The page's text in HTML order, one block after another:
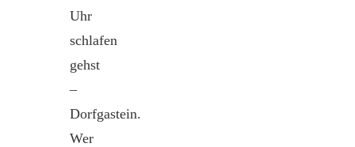
Uhr
schlafen
gehst
–
Dorfgastein.
Wer